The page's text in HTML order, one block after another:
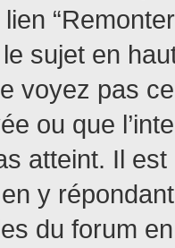
sujet en
voyez pas
ou que
atteint. Il
y
du forum